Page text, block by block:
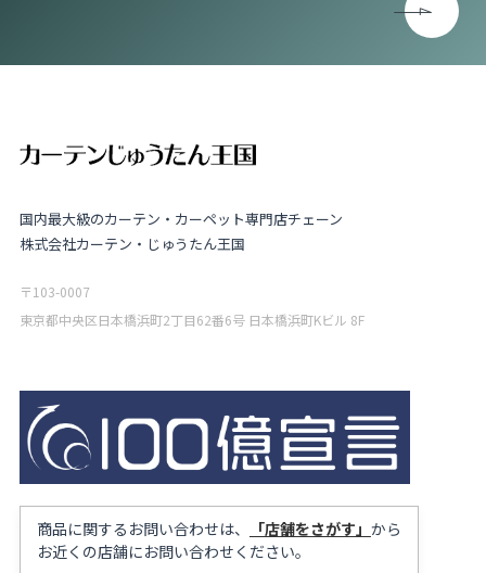
国内最大級のカーテン・カーペット専門店チェーン
株式会社カーテン・じゅうたん王国
〒103-0007
東京都中央区日本橋浜町2丁目62番6号 日本橋浜町Kビル 8F
商品に関するお問い合わせは、 「店舗をさがす」 から
お近くの店舗にお問い合わせください。